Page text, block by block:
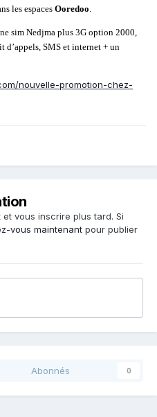
les espaces Ooredoo
sim Nedjma plus 3G option 2000,
d’appels, SMS et internet + un
nouvelle-promotion-chez-
vous inscrire plus tard. Si
vous maintenant pour publier
Abonnés 0